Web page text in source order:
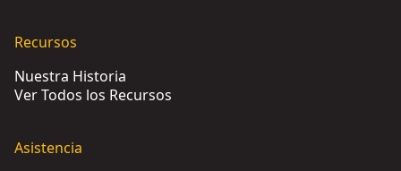
Recursos
Nuestra Historia
Ver Todos los Recursos
Asistencia